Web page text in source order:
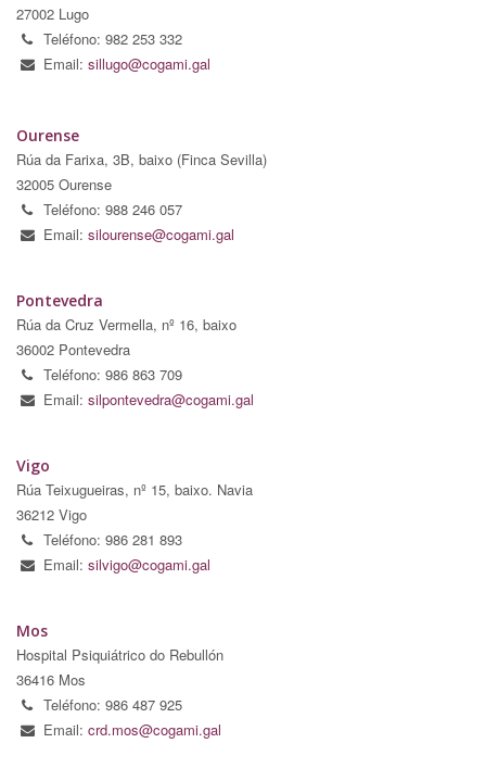
27002 Lugo
Teléfono: 982 253 332
Email: sillugo@cogami.gal
Ourense
Rúa da Farixa, 3B, baixo (Finca Sevilla)
32005 Ourense
Teléfono: 988 246 057
Email: silourense@cogami.gal
Pontevedra
Rúa da Cruz Vermella, nº 16, baixo
36002 Pontevedra
Teléfono: 986 863 709
Email: silpontevedra@cogami.gal
Vigo
Rúa Teixugueiras, nº 15, baixo. Navia
36212 Vigo
Teléfono: 986 281 893
Email: silvigo@cogami.gal
Mos
Hospital Psiquiátrico do Rebullón
36416 Mos
Teléfono: 986 487 925
Email: crd.mos@cogami.gal